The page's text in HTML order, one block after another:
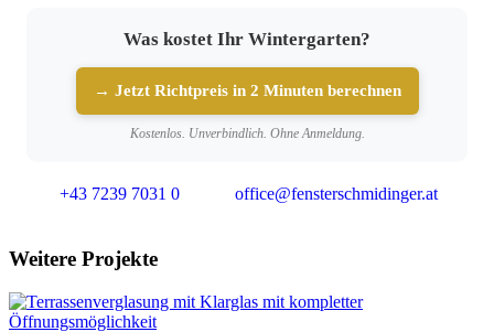
Was kostet Ihr Wintergarten?
→ Jetzt Richtpreis in 2 Minuten berechnen
Kostenlos. Unverbindlich. Ohne Anmeldung.
+43 7239 7031 0 office@fensterschmidinger.at
Weitere Projekte